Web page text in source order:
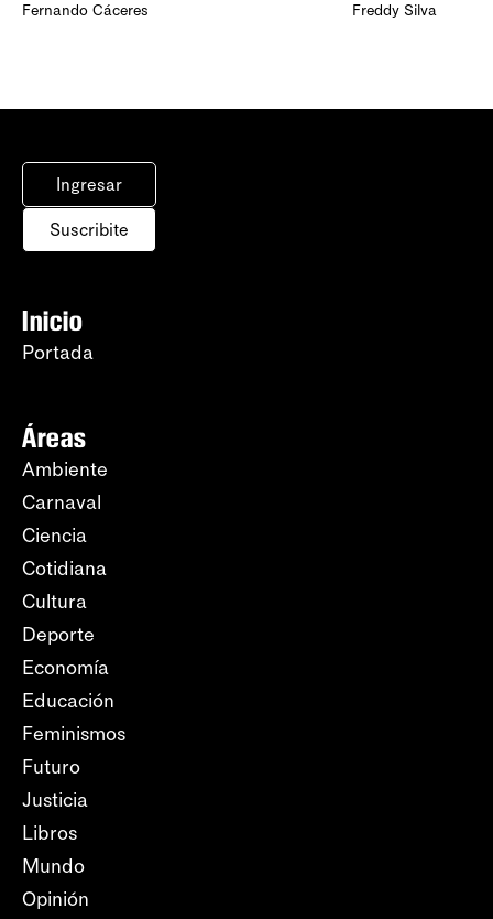
Fernando Cáceres Freddy Silva
Ingresar
Suscribite
Inicio
Portada
Áreas
Ambiente
Carnaval
Ciencia
Cotidiana
Cultura
Deporte
Economía
Educación
Feminismos
Futuro
Justicia
Libros
Mundo
Opinión